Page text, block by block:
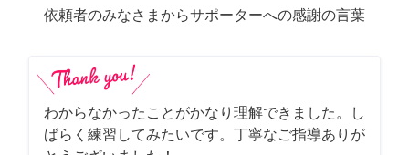
依頼者のみなさまからサポーターへの感謝の言葉
わからなかったことがかなり理解できました。し
ばらく練習してみたいです。丁寧なご指導ありが